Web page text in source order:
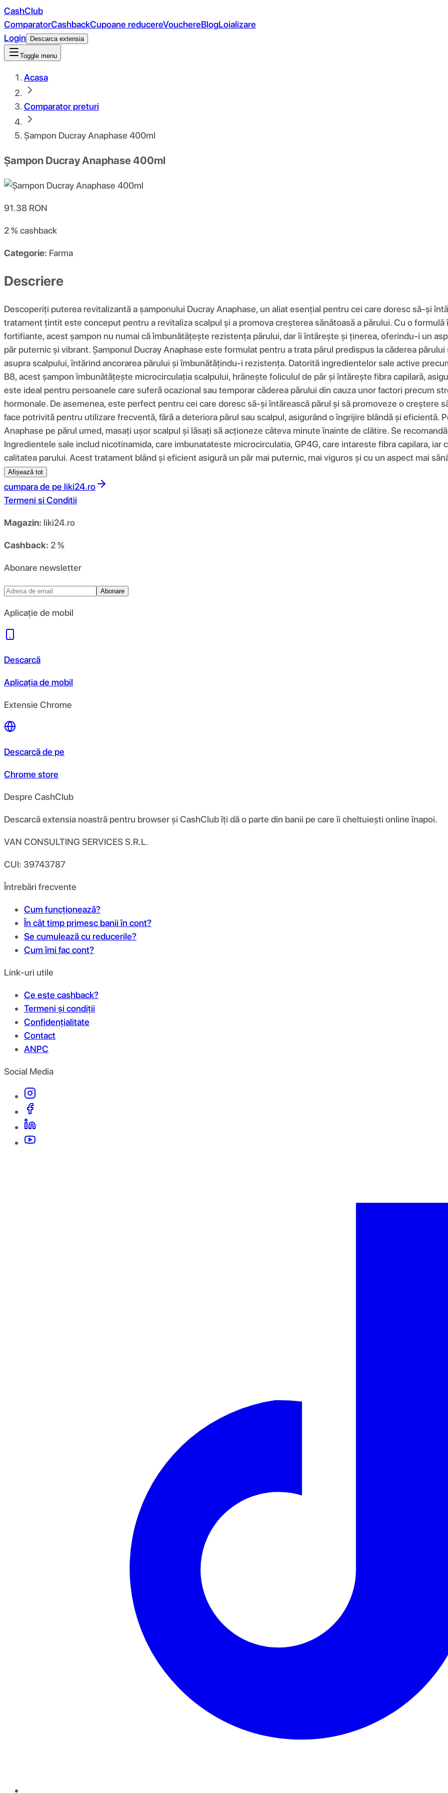
CashClub
ComparatorCashbackCupoane reducereVouchereBlogLoializare
Login
Descarca extensia
Toggle menu
Acasa
Comparator preturi
Șampon Ducray Anaphase 400ml
Șampon Ducray Anaphase 400ml
91.38 RON
2 %cashback
Categorie: Farma
Descriere
Descoperiți puterea revitalizantă a șamponului Ducray Anaphase, un aliat esențial pentru cei care doresc să-și
tratament țintit este conceput pentru a revitaliza scalpul și a promova creșterea sănătoasă a părului. Cu o
fortifiante, acest șampon nu numai că îmbunătățește rezistența părului, dar îi întărește și ținerea, oferindu-i un
păr puternic și vibrant. Șamponul Ducray Anaphase este formulat pentru a trata părul predispus la căderea
asupra scalpului, întărind ancorarea părului și îmbunătățindu-i rezistența. Datorită ingredientelor sale active
B8, acest șampon îmbunătățește microcirculația scalpului, hrănește foliculul de păr și întărește fibra capilară,
este ideal pentru persoanele care suferă ocazional sau temporar căderea părului din cauza unor factori precum
hormonale. De asemenea, este perfect pentru cei care doresc să-și întărească părul și să promoveze o creștere
face potrivită pentru utilizare frecventă, fără a deteriora părul sau scalpul, asigurând o îngrijire blândă și eficientă.
Anaphase pe părul umed, masați ușor scalpul și lăsați să acționeze câteva minute înainte de clătire. Se
Ingredientele sale includ nicotinamida, care imbunatateste microcirculatia, GP4G, care intareste fibra capilara,
calitatea parului. Acest tratament blând și eficient asigură un păr mai puternic, mai viguros și cu un aspect mai
Afișează tot
cumpara de pe liki24.ro
Termeni si Conditii
Magazin: liki24.ro
Cashback: 2 %
Abonare newsletter
Abonare
Aplicație de mobil
Descarcă
Aplicația de mobil
Extensie Chrome
Descarcă de pe
Chrome store
Despre CashClub
Descarcă extensia noastră pentru browser și CashClub îți dă o parte din banii pe care îi cheltuiești online înapoi.
VAN CONSULTING SERVICES S.R.L.
CUI: 39743787
Întrebări frecvente
Cum funcționează?
În cât timp primesc banii în cont?
Se cumulează cu reducerile?
Cum îmi fac cont?
Link-uri utile
Ce este cashback?
Termeni și condiții
Confidențialitate
Contact
ANPC
Social Media